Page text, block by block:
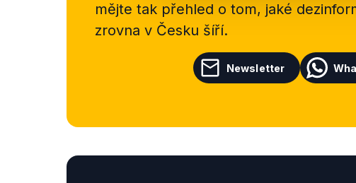
mějte tak přehled o tom, jaké
zrovna v Česku šíří.
Newsletter